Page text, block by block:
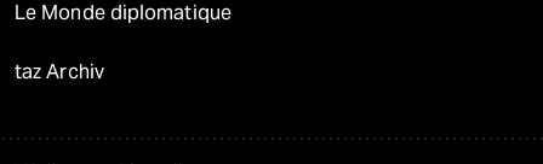
Le Monde diplomatique
taz Archiv